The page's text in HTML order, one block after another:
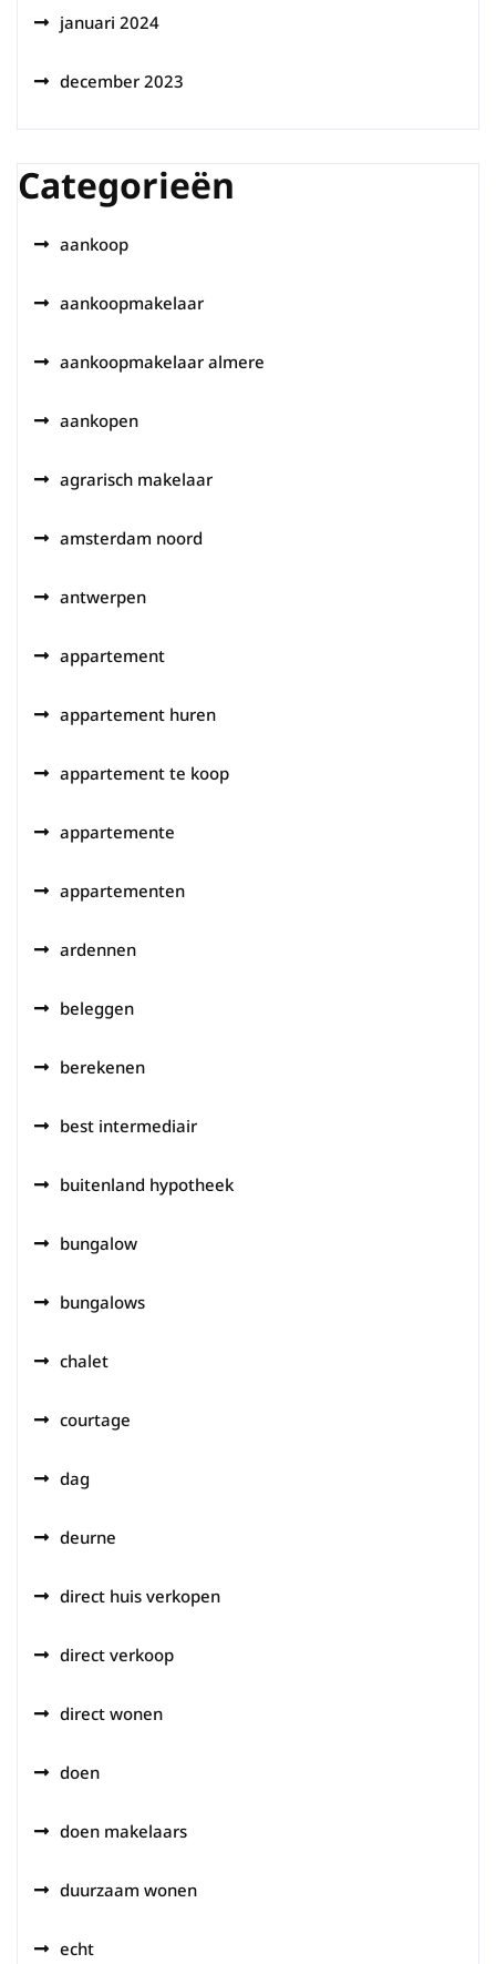
januari 2024
december 2023
Categorieën
aankoop
aankoopmakelaar
aankoopmakelaar almere
aankopen
agrarisch makelaar
amsterdam noord
antwerpen
appartement
appartement huren
appartement te koop
appartemente
appartementen
ardennen
beleggen
berekenen
best intermediair
buitenland hypotheek
bungalow
bungalows
chalet
courtage
dag
deurne
direct huis verkopen
direct verkoop
direct wonen
doen
doen makelaars
duurzaam wonen
echt